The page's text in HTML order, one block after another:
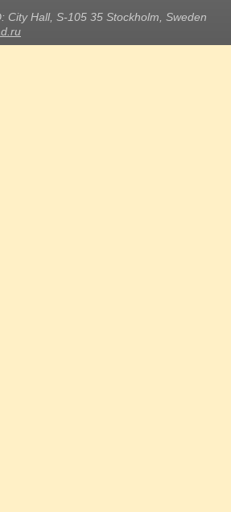
City Hall, S-105 35 Stockholm, Sweden